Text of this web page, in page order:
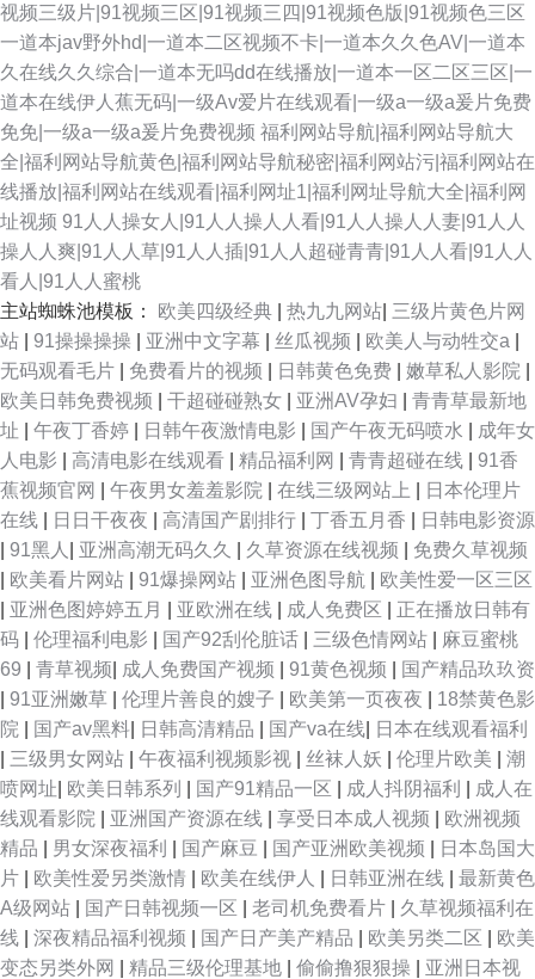
视频三级片|91视频三区|91视频三四|91视频色版|91视频色三区
一道本jav野外hd|一道本二区视频不卡|一道本久久色AV|一道本
久在线久久综合|一道本无吗dd在线播放|一道本一区二区三区|一
道本在线伊人蕉无码|一级Av爱片在线观看|一级a一级a爰片免费
免免|一级a一级a爰片免费视频 福利网站导航|福利网站导航大
全|福利网站导航黄色|福利网站导航秘密|福利网站污|福利网站在
线播放|福利网站在线观看|福利网址1|福利网址导航大全|福利网
址视频 91人人操女人|91人人操人人看|91人人操人人妻|91人人
操人人爽|91人人草|91人人插|91人人超碰青青|91人人看|91人人
看人|91人人蜜桃
主站蜘蛛池模板： 欧美四级经典 热九九网站 三级片黄色片网
站
91操操操操 亚洲中文字幕 丝瓜视频 欧美人与动牲交a
无码观看毛片
免费看片的视频 日韩黄色免费 嫩草私人影院
欧美日韩免费视频
干超碰碰熟女 亚洲AV孕妇
青青草最新地
址
午夜丁香婷 日韩午夜激情电影 国产午夜无码喷水
成年女
人电影
高清电影在线观看 精品福利网 青青超碰在线
91香
蕉视频官网
午夜男女羞羞影院 在线三级网站上
日本伦理片
在线
日日干夜夜 高清国产剧排行 丁香五月香
日韩电影资源
91黑人 亚洲高潮无码久久 久草资源在线视频
免费久草视频
欧美看片网站 91爆操网站 亚洲色图导航
欧美性爱一区三区
亚洲色图婷婷五月 亚欧洲在线 成人免费区
正在播放日韩有
码
伦理福利电影 国产92刮伦脏话 三级色情网站
麻豆蜜桃
69
青草视频 成人免费国产视频 91黄色视频
国产精品玖玖资
91亚洲嫩草 伦理片善良的嫂子 欧美第一页夜夜
18禁黄色影
院
国产av黑料 日韩高清精品 国产va在线
日本在线观看福利
三级男女网站 午夜福利视频影视 丝袜人妖 伦理片欧美
潮
喷网址 欧美日韩系列 国产91精品一区 成人抖阴福利
成人在
线观看影院
亚洲国产资源在线 享受日本成人视频
欧洲视频
精品
男女深夜福利 国产麻豆 国产亚洲欧美视频
日本岛国大
片
欧美性爱另类激情 欧美在线伊人 日韩亚洲在线
最新黄色
A级网站
国产日韩视频一区 老司机免费看片
久草视频福利在
线
深夜精品福利视频 国产日产美产精品 欧美另类二区
欧美
变态另类外网
精品三级伦理基地 偷偷撸狠狠操
亚洲日本视